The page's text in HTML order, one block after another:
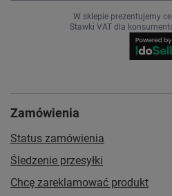
W sklepie prezentujemy
Stawki VAT dla
Zamówienia
Status zamówienia
Śledzenie przesyłki
Chcę zareklamować produkt